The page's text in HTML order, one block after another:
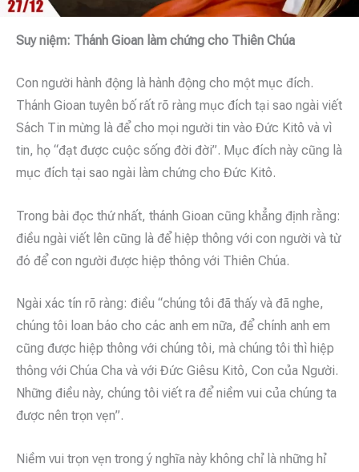
Suy niệm: Thánh Gioan làm chứng cho Thiên Chúa
Con người hành động là hành động cho một mục đích.
Thánh Gioan tuyên bố rất rõ ràng mục đích tại sao ngài viết
Sách Tin mừng là để cho mọi người tin vào Đức Kitô và vì
tin, họ “đạt được cuộc sống đời đời”. Mục đích này cũng là
mục đích tại sao ngài làm chứng cho Đức Kitô.
Trong bài đọc thứ nhất, thánh Gioan cũng khẳng định rằng:
điều ngài viết lên cũng là để hiệp thông với con người và từ
đó để con người được hiệp thông với Thiên Chúa.
Ngài xác tín rõ ràng: điều “chúng tôi đã thấy và đã nghe,
chúng tôi loan báo cho các anh em nữa, để chính anh em
cũng được hiệp thông với chúng tôi, mà chúng tôi thì hiệp
thông với Chúa Cha và với Đức Giêsu Kitô, Con của Người.
Những điều này, chúng tôi viết ra để niềm vui của chúng ta
được nên trọn vẹn”.
Niềm vui trọn vẹn trong ý nghĩa này không chỉ là những hỉ